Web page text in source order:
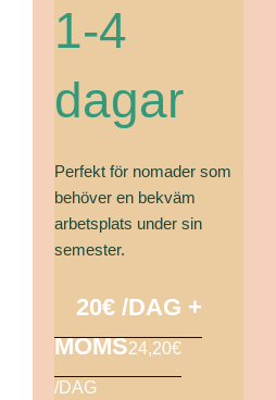
1-4
dagar
Perfekt för nomader som
behöver en bekväm
arbetsplats under sin
semester.
20€ /DAG +
MOMS24,20€
/DAG